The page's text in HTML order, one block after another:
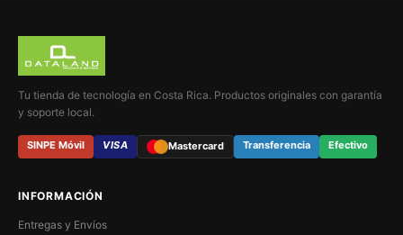
Tu tienda de tecnología en Costa Rica. Productos originales con garantía
y soporte local.
SINPE Móvil VISA Mastercard Transferencia Efectivo
INFORMACIÓN
Entregas y Envíos